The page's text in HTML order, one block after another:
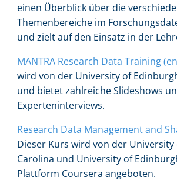
einen Überblick über die
Themenbereiche im
und zielt auf den Einsatz in der
MANTRA Research Data Training
wird von der University of
und bietet zahlreiche Slideshows
Experteninterviews.
Research Data Management and
Dieser Kurs wird von der
Carolina und University of
Plattform Coursera angeboten.